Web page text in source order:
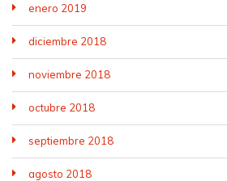
enero 2019
diciembre 2018
noviembre 2018
octubre 2018
septiembre 2018
agosto 2018